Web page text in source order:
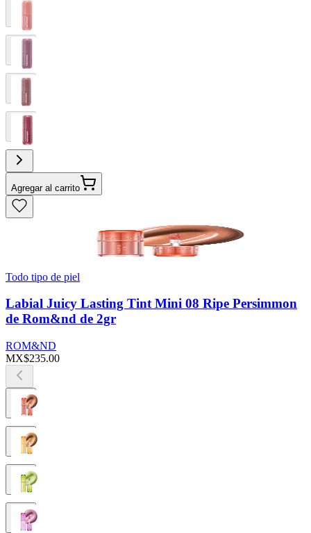
Agregar al carrito
Todo tipo de piel
Labial Juicy Lasting Tint Mini 08 Ripe Persimmon
de Rom&nd de 2gr
ROM&ND
MX$235.00